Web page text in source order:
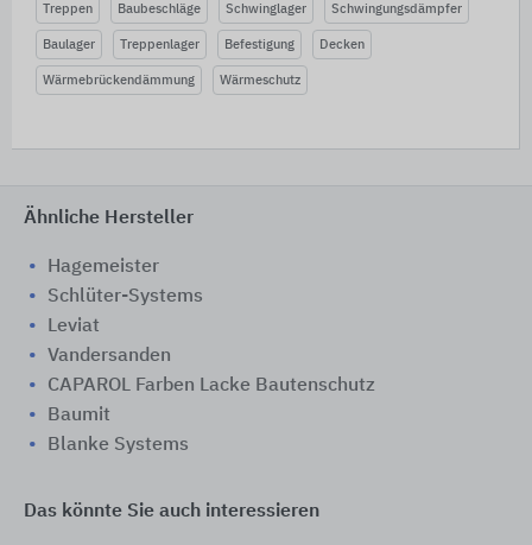
Treppen Baubeschläge Schwinglager Schwingungsdämpfer
Baulager Treppenlager Befestigung Decken
Wärmebrückendämmung Wärmeschutz
Ähnliche Hersteller
Hagemeister
Schlüter-Systems
Leviat
Vandersanden
CAPAROL Farben Lacke Bautenschutz
Baumit
Blanke Systems
Das könnte Sie auch interessieren